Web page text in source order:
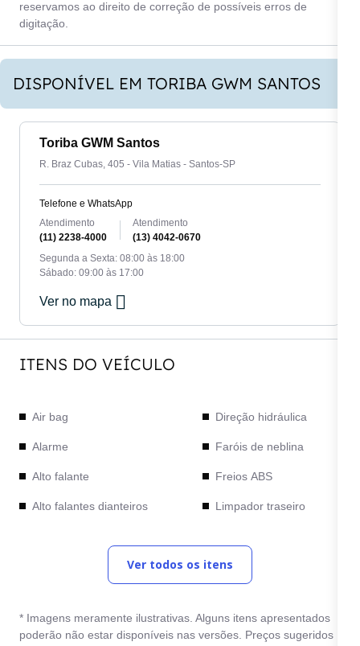
reservamos ao direito de correção de possíveis erros de
digitação.
DISPONÍVEL EM TORIBA GWM SANTOS
Toriba GWM Santos
R. Braz Cubas, 405 - Vila Matias - Santos-SP
Telefone e WhatsApp
Atendimento
(11) 2238-4000
Atendimento
(13) 4042-0670
Segunda a Sexta: 08:00 às 18:00
Sábado: 09:00 às 17:00
Ver no mapa
ITENS DO VEÍCULO
Air bag
Alarme
Alto falante
Alto falantes dianteiros
Brake light
Direção hidráulica
Faróis de neblina
Freios ABS
Limpador traseiro
Retrovisores elétricos
Start / Stop Engine
Ver todos os itens
* Imagens meramente ilustrativas. Alguns itens apresentados
poderão não estar disponíveis nas versões. Preços sugeridos